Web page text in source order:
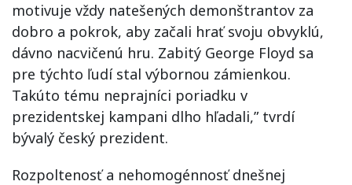
motivuje vždy natešených demonštrantov za
dobro a pokrok, aby začali hrať svoju obvyklú,
dávno nacvičenú hru. Zabitý George Floyd sa
pre týchto ľudí stal výbornou zámienkou.
Takúto tému neprajníci poriadku v
prezidentskej kampani dlho hľadali,” tvrdí
bývalý český prezident.
Rozpoltenosť a nehomogénnosť dnešnej